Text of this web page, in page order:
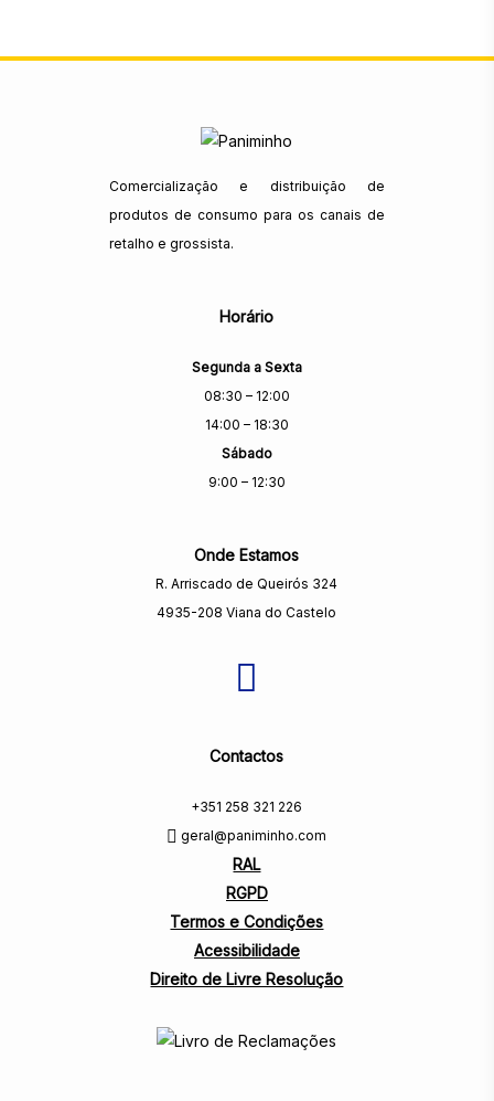
Comercialização e distribuição de
produtos de consumo para os canais de
retalho e grossista.
Horário
Segunda a Sexta
08:30 – 12:00
14:00 – 18:30
Sábado
9:00 – 12:30
Onde Estamos
R. Arriscado de Queirós 324
4935-208 Viana do Castelo
Contactos
+351 258 321 226
geral@paniminho.com
RAL
RGPD
Termos e Condições
Acessibilidade
Direito de Livre Resolução